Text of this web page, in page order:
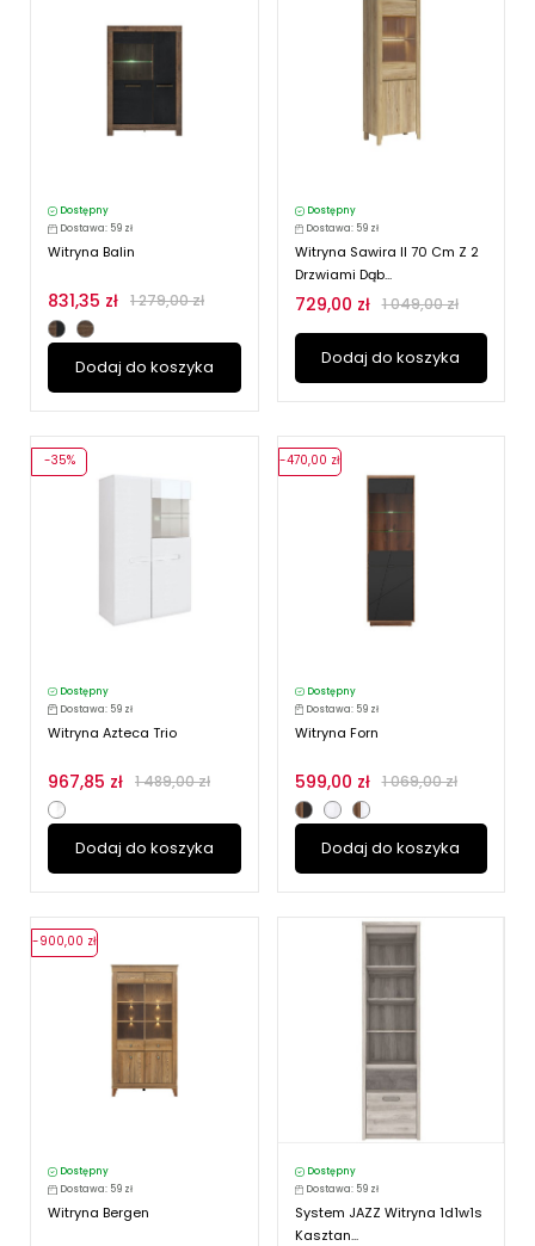
Dostępny
Dostawa: 59 zł
Witryna Balin
831,35 zł 1 279,00 zł
Dodaj do koszyka
Dostępny
Dostawa: 59 zł
Witryna Sawira II 70 Cm Z 2
Drzwiami Dąb...
729,00 zł 1 049,00 zł
Dodaj do koszyka
Dostępny
Dostawa: 59 zł
Witryna Azteca Trio
967,85 zł 1 489,00 zł
Dodaj do koszyka
-35%
Dostępny
Dostawa: 59 zł
Witryna Forn
599,00 zł 1 069,00 zł
Dodaj do koszyka
-470,00 zł
Dostępny
Dostawa: 59 zł
Witryna Bergen
-900,00 zł
Dostępny
Dostawa: 59 zł
System JAZZ Witryna 1d1w1s
Kasztan...